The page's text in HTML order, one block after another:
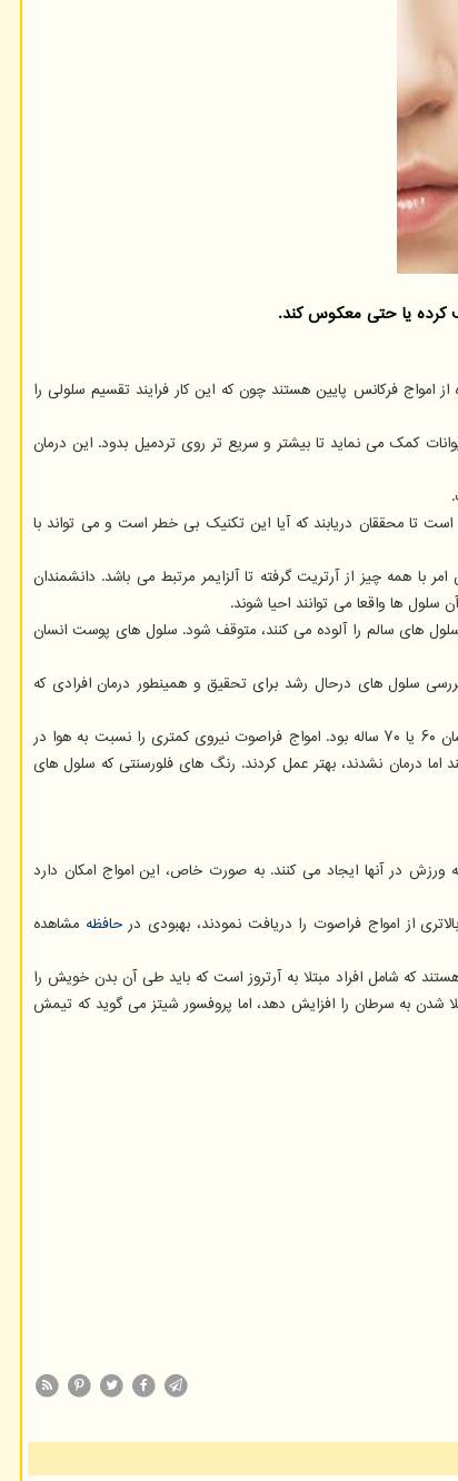
کرده یا حتی معکوس کند.
امواج فرکانس پایین هستند چون که این کار فرایند تقسیم سلولی را
کمک می نماید تا بیشتر و سریع تر روی تردمیل بدود. این درمان
بالینی در مراحل برنامه ریزی است تا محققان دریابند که آیا این تکنیک بی خطر است و می تواند با
همه چیز از آرتریت گرفته تا آلزایمر مرتبط می باشد. دانشمندان
ها واقعا می توانند احیا شوند.
های سالم را آلوده می کنند، متوقف شود. سلول های پوست انسان
دری را برای محققان جهت بررسی سلول های درحال رشد برای تحقیق و همینطور درمان افرادی که
در ادامه محققان موش ها را در عمق کافی در آب گرم قرار دادند که حداقل نیمی از بدن آنها را آب بپوشاند. آنها بین ۲۲ تا ۲۵ ماه سن داشتند که سن آنها معادل یک انسان ۶۰ یا ۷۰ ساله بود. امواج فراصوت نیروی کمتری را نسبت به هوا در
اما درمان نشدند، بهتر عمل کردند. رنگ های فلورسنتی که سلول های
در آنها ایجاد می کنند. به صورت خاص، این امواج امکان دارد
از امواج فراصوت را دریافت نمودند، بهبودی درحافظه مشاهده
که شامل افراد مبتلا به آرتروز است که باید طی آن بدن خویش را
شدن به سرطان را افزایش دهد، اما پروفسور شیتز می گوید که تیمش